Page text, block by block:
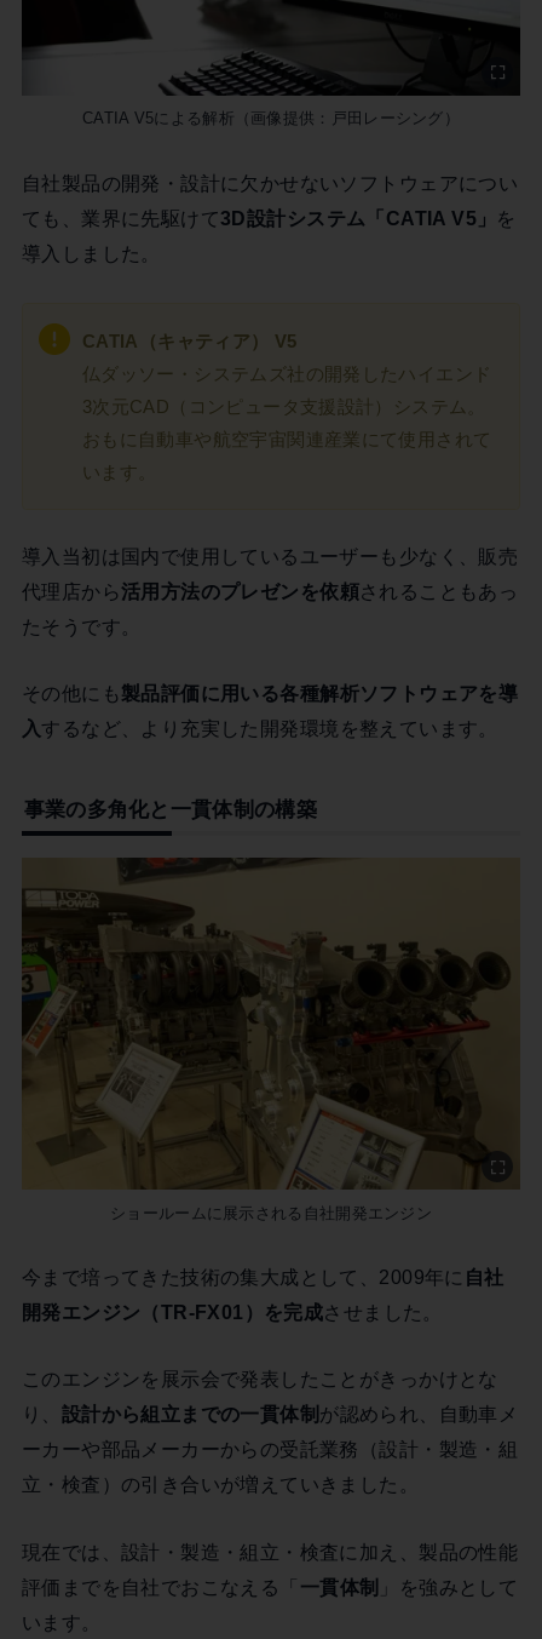
CATIA V5による解析（画像提供：戸田レーシング）
自社製品の開発・設計に欠かせないソフトウェアについ
ても、業界に先駆けて3D設計システム「CATIA V5」 を
導入しました。
CATIA（キャティア） V5
仏ダッソー・システムズ社の開発したハイエンド
3次元CAD（コンピュータ支援設計）システム。
おもに自動車や航空宇宙関連産業にて使用されて
います。
導入当初は国内で使用しているユーザーも少なく、販売
代理店から活用方法のプレゼンを依頼されることもあっ
たそうです。
その他にも 製品評価に用いる各種解析ソフトウェアを導
入するなど、より充実した開発環境を整えています。
事業の多角化と一貫体制の構築
ショールームに展示される自社開発エンジン
今まで培ってきた技術の集大成として、2009年に 自社
開発エンジン（TR-FX01）を完成させました。
このエンジンを展示会で発表したことがきっかけとな
り、 設計から組立までの一貫体制 が認められ、自動車メ
ーカーや部品メーカーからの受託業務（設計・製造・組
立・検査）の引き合いが増えていきました。
現在では、設計・製造・組立・検査に加え、製品の性能
評価までを自社でおこなえる「 一貫体制
」を強みとして
います。